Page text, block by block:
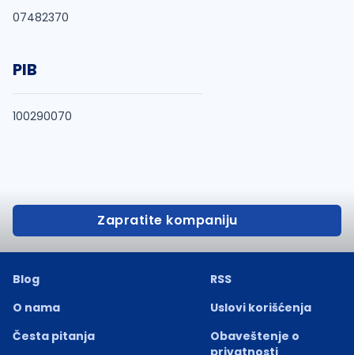
07482370
PIB
100290070
Zapratite kompaniju
Blog
O nama
Česta pitanja
RSS
Uslovi korišćenja
Obaveštenje o
privatnosti